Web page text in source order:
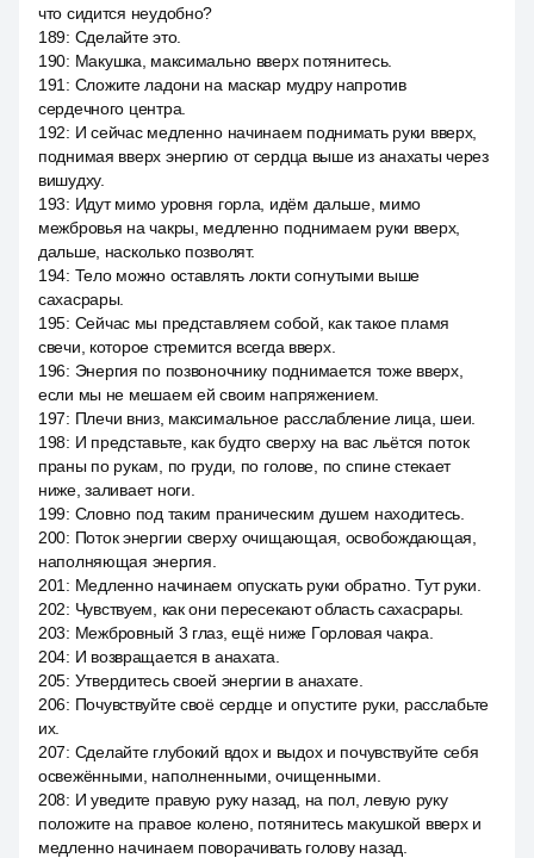
что сидится неудобно?
189: Сделайте это.
190: Макушка, максимально вверх потянитесь.
191 : Сложите ладони на маскар мудру напротив
сердечного центра.
192: И сейчас медленно начинаем поднимать руки вверх,
поднимая вверх энергию от сердца выше из анахаты через
вишудху.
193: Идут мимо уровня горла, идём дальше, мимо
межбровья на чакры, медленно поднимаем руки вверх,
дальше, насколько позволят.
194: Тело можно оставлять локти согнутыми выше
сахасрары.
195: Сейчас мы представляем собой, как такое пламя
свечи, которое стремится всегда вверх.
196: Энергия по позвоночнику поднимается тоже вверх,
если мы не мешаем ей своим напряжением.
197: Плечи вниз, максимальное расслабление лица, шеи.
198: И представьте, как будто сверху на вас льётся поток
праны по рукам, по груди, по голове, по спине стекает
ниже, заливает ноги.
199: Словно под таким праническим душем находитесь.
200: Поток энергии сверху очищающая, освобождающая,
наполняющая энергия.
201 : Медленно начинаем опускать руки обратно. Тут руки.
202: Чувствуем, как они пересекают область сахасрары.
203: Межбровный 3 глаз, ещё ниже Горловая чакра.
204: И возвращается в анахата.
205: Утвердитесь своей энергии в анахате.
206: Почувствуйте своё сердце и опустите руки, расслабьте
их.
207: Сделайте глубокий вдох и выдох и почувствуйте себя
освежёнными, наполненными, очищенными.
208: И уведите правую руку назад, на пол, левую руку
положите на правое колено, потянитесь макушкой вверх и
медленно начинаем поворачивать голову назад.